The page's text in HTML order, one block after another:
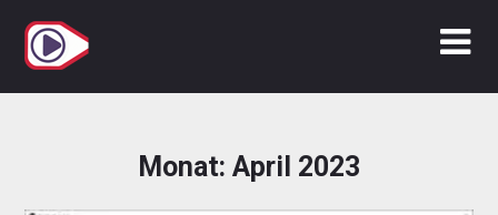
Inhalt
springen
Monat: April 2023